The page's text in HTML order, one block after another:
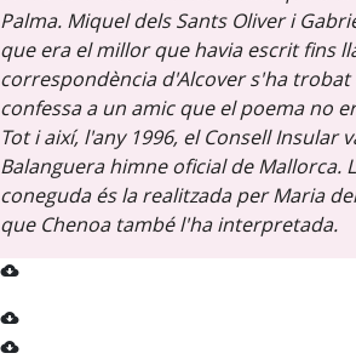
Palma. Miquel dels Sants Oliver i
que era el millor que havia escrit fins
correspondència d'Alcover s'ha
confessa a un amic que el poema no
Tot i així, l'any 1996, el Consell Insular
Balanguerahimne oficial de Mallorca.
coneguda és la realitzada per Maria
que Chenoa també l'ha interpretada.